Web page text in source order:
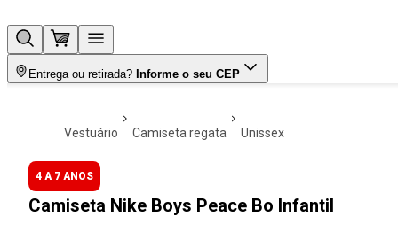
Entrega ou retirada? Informe o seu CEP
vestuário camiseta regata unissex
4 A 7 ANOS
Camiseta Nike Boys Peace Bo Infantil